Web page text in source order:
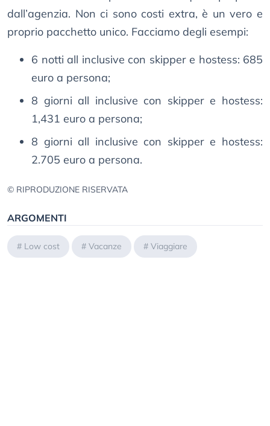
dall’agenzia. Non ci sono costi extra, è un vero e
proprio pacchetto unico. Facciamo degli esempi:
6 notti all inclusive con skipper e hostess: 685
euro a persona;
8 giorni all inclusive con skipper e hostess:
1,431 euro a persona;
8 giorni all inclusive con skipper e hostess:
2.705 euro a persona.
© RIPRODUZIONE RISERVATA
ARGOMENTI
# Low cost # Vacanze # Viaggiare